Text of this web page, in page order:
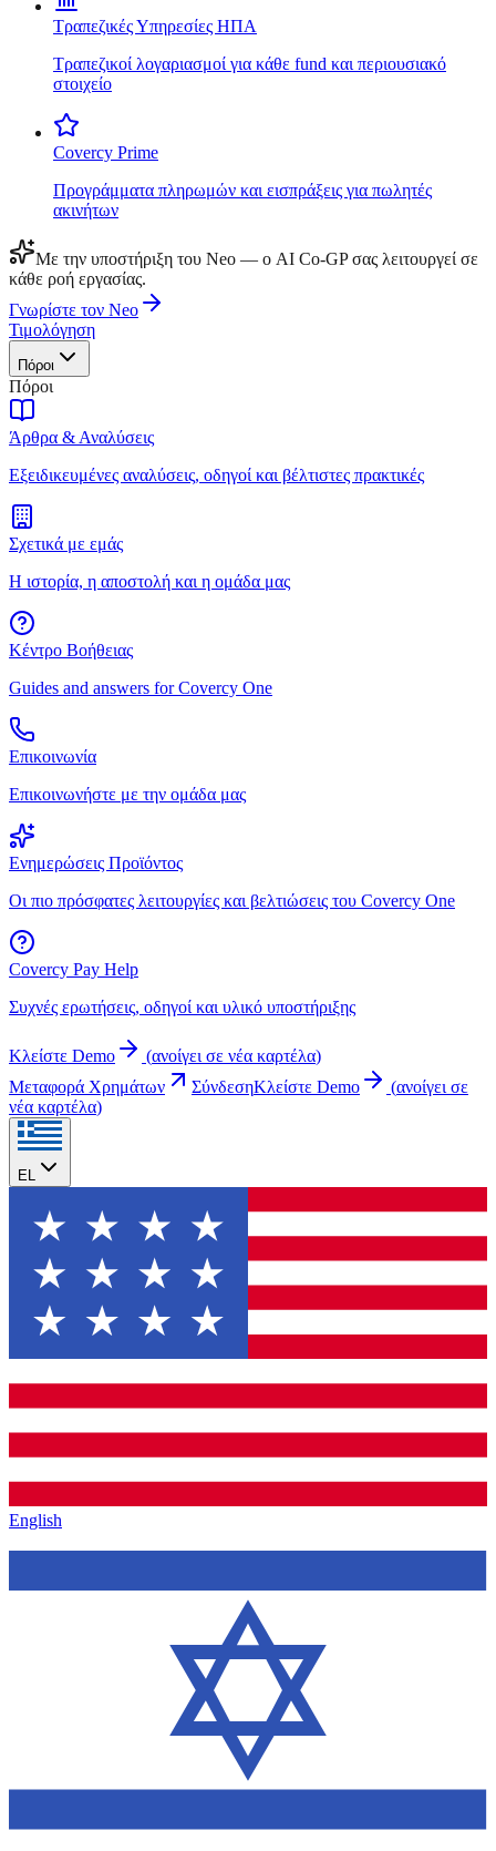
Τραπεζικές Υπηρεσίες ΗΠΑ
Τραπεζικοί λογαριασμοί για κάθε fund και περιουσιακό
στοιχείο
Covercy Prime
Προγράμματα πληρωμών και εισπράξεις για πωλητές
ακινήτων
Με την υποστήριξη του Neo — ο AI Co-GP σας λειτουργεί σε
κάθε ροή εργασίας.
Γνωρίστε τον Neo
Τιμολόγηση
Πόροι
Πόροι
Άρθρα & Αναλύσεις
Εξειδικευμένες αναλύσεις, οδηγοί και βέλτιστες πρακτικές
Σχετικά με εμάς
Η ιστορία, η αποστολή και η ομάδα μας
Κέντρο Βοήθειας
Guides and answers for Covercy One
Επικοινωνία
Επικοινωνήστε με την ομάδα μας
Ενημερώσεις Προϊόντος
Οι πιο πρόσφατες λειτουργίες και βελτιώσεις του Covercy One
Covercy Pay Help
Συχνές ερωτήσεις, οδηγοί και υλικό υποστήριξης
Κλείστε Demo (ανοίγει σε νέα καρτέλα)
Μεταφορά Χρημάτων
ΣύνδεσηΚλείστε Demo (ανοίγει σε
νέα καρτέλα)
EL
English